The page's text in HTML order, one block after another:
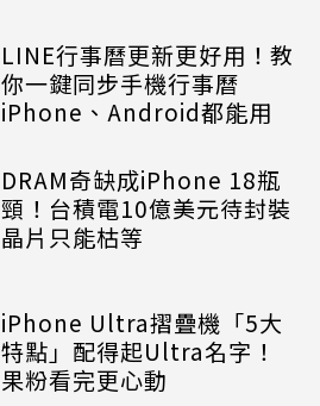
LINE行事曆更新更好用！教
你一鍵同步手機行事曆
iPhone、Android都能用
DRAM奇缺成iPhone 18瓶
頸！台積電10億美元待封裝
晶片只能枯等
iPhone Ultra摺疊機「5大
特點」配得起Ultra名字！
果粉看完更心動